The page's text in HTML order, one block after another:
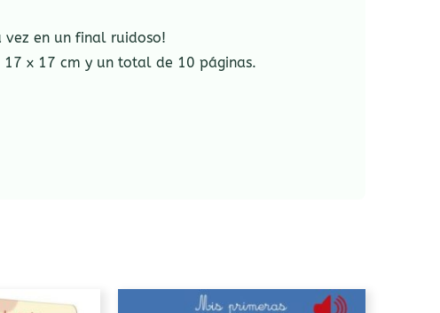
vez en un final ruidoso!
17 x 17 cm y un total de 10 páginas.